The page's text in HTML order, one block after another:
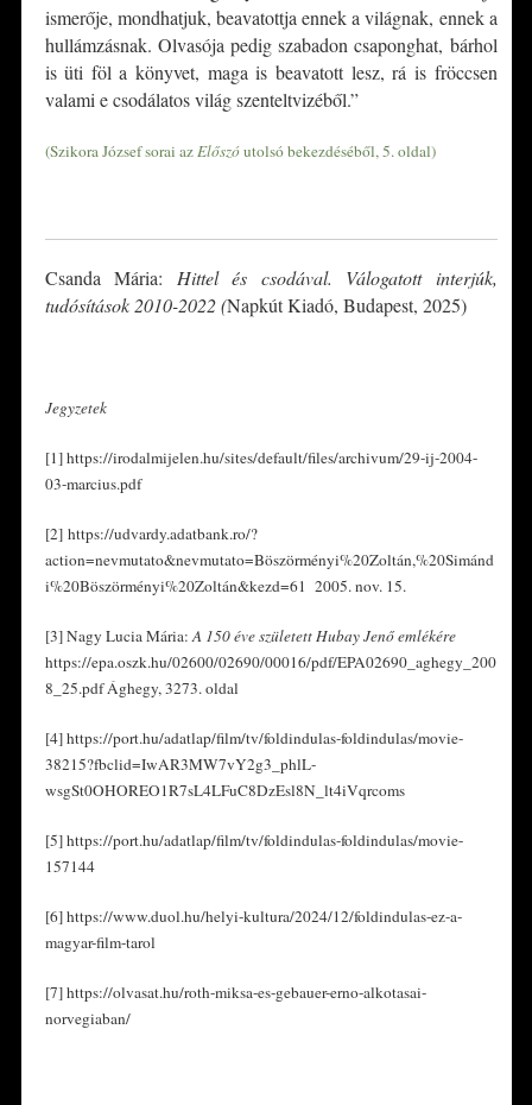
ismerője, mondhatjuk, beavatottja ennek a világnak, ennek a
hullámzásnak. Olvasója pedig szabadon csaponghat, bárhol
is üti föl a könyvet, maga is beavatott lesz, rá is fröccsen
valami e csodálatos világ szenteltvizéből.”
(Szikora József sorai azElőszóutolsó bekezdéséből, 5. oldal)
Csanda Mária: Hittel és csodával. Válogatott interjúk,
tudósítások 2010-2022 (Napkút Kiadó, Budapest, 2025)
Jegyzetek
[1] https://irodalmijelen.hu/sites/default/files/archivum/29-ij-2004-
03-marcius.pdf
[2] https://udvardy.adatbank.ro/?
action=nevmutato&nevmutato=Böszörményi%20Zoltán,%20Simánd
i%20Böszörményi%20Zoltán&kezd=61 2005. nov. 15.
[3] Nagy Lucia Mária:A 150 éve született Hubay Jenő emlékére
https://epa.oszk.hu/02600/02690/00016/pdf/EPA02690_aghegy_200
8_25.pdf Ághegy, 3273. oldal
[4] https://port.hu/adatlap/film/tv/foldindulas-foldindulas/movie-
38215?fbclid=IwAR3MW7vY2g3_phlL-
wsgSt0OHOREO1R7sL4LFuC8DzEsl8N_lt4iVqrcoms
[5] https://port.hu/adatlap/film/tv/foldindulas-foldindulas/movie-
157144
[6] https://www.duol.hu/helyi-kultura/2024/12/foldindulas-ez-a-
magyar-film-tarol
[7] https://olvasat.hu/roth-miksa-es-gebauer-erno-alkotasai-
norvegiaban/